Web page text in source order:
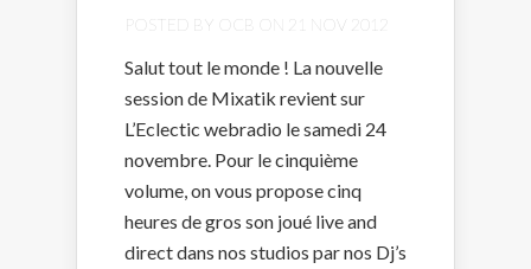
POSTED BY OCB ON 21 NOV 2012
Salut tout le monde ! La nouvelle
session de Mixatik revient sur
L’Eclectic webradio le samedi 24
novembre. Pour le cinquième
volume, on vous propose cinq
heures de gros son joué live and
direct dans nos studios par nos Dj’s